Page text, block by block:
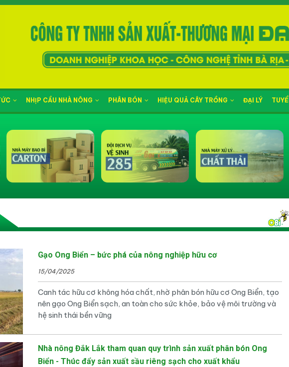
NHỊP CẦU NHÀ NÔNG PHÂN BÓN HIỆU QUẢ CÂY TRỒNG ĐẠI LÝ
Gạo Ong Biển – bức phá của nông nghiệp hữu cơ
15/04/2025
Canh tác hữu cơ không hóa chất, nhờ phân bón hữu cơ Ong Biển, tạo
nên gạo Ong Biển sạch, an toàn cho sức khỏe, bảo vệ môi trường và
hệ sinh thái bền vững
Nhà nông Đắk Lắk tham quan quy trình sản xuất phân bón Ong
Biển - Thúc đẩy sản xuất sầu riêng sạch cho xuất khẩu